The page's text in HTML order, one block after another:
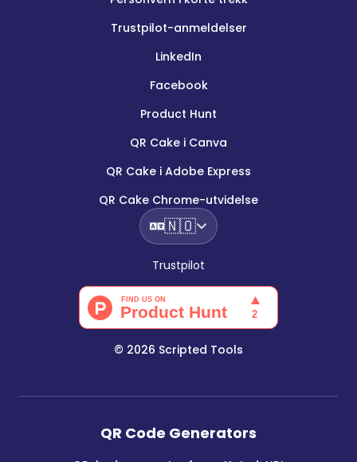
Trustpilot-anmeldelser
LinkedIn
Facebook
Product Hunt
QR Cake i Canva
QR Cake i Adobe Express
QR Cake Chrome-utvidelse
🇳🇴
Trustpilot
© 2026 Scripted Tools
QR Code Generators